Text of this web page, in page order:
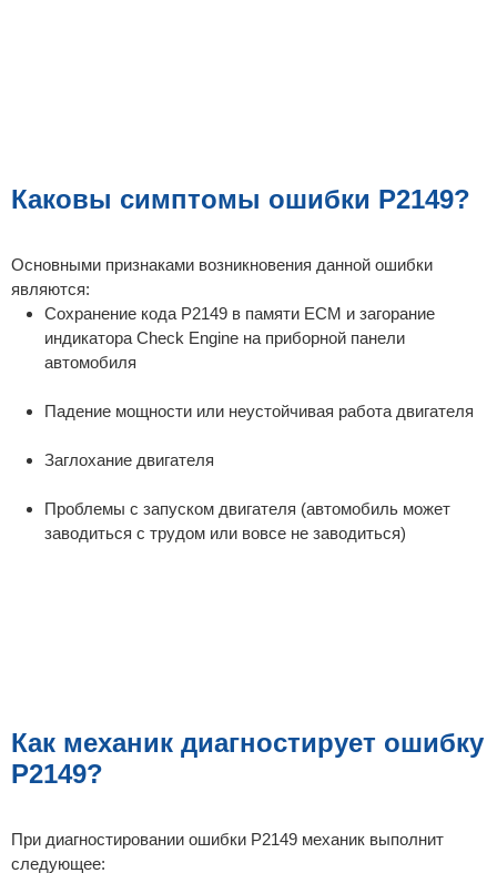
Каковы симптомы ошибки P2149?
Основными признаками возникновения данной ошибки
являются:
Сохранение кода P2149 в памяти ECM и загорание
индикатора Check Engine на приборной панели
автомобиля
Падение мощности или неустойчивая работа двигателя
Заглохание двигателя
Проблемы с запуском двигателя (автомобиль может
заводиться с трудом или вовсе не заводиться)
Как механик диагностирует ошибку
P2149?
При диагностировании ошибки P2149 механик выполнит
следующее: